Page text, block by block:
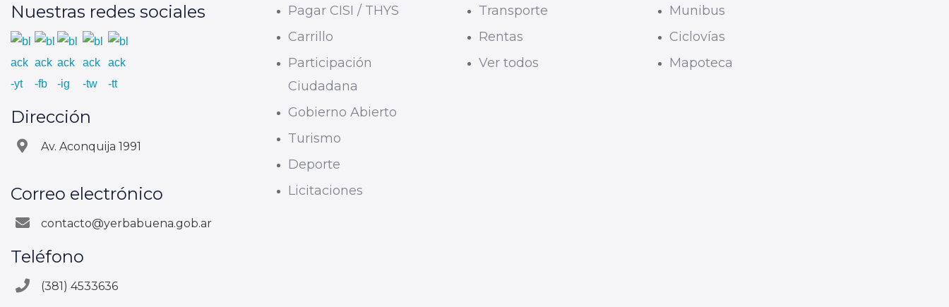
Nuestras redes sociales
Dirección
Av. Aconquija 1991
Correo electrónico
contacto@yerbabuena.gob.ar
Teléfono
(381) 4533636
Pagar CISI / THYS
Carrillo
Participación
Ciudadana
Gobierno Abierto
Turismo
Deporte
Licitaciones
Transporte
Rentas
Ver todos
Munibus
Ciclovías
Mapoteca